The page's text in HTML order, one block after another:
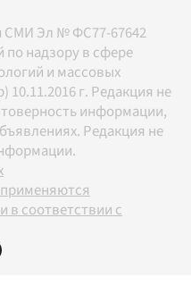
СМИ Эл № ФС77-67642
надзору в сфере
и массовых
г. Редакция не
информации,
Редакция не
в соответствии с